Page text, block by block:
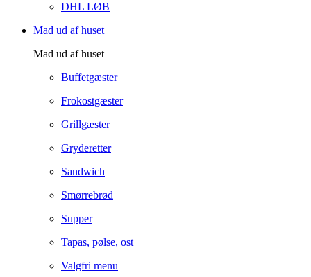
DHL LØB
Mad ud af huset
Mad ud af huset
Buffetgæster
Frokostgæster
Grillgæster
Gryderetter
Sandwich
Smørrebrød
Supper
Tapas, pølse, ost
Valgfri menu